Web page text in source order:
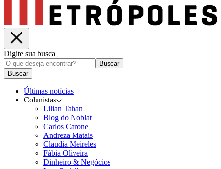
Digite sua busca
Buscar
Buscar
Últimas notícias
Colunistas
Lilian Tahan
Blog do Noblat
Carlos Carone
Andreza Matais
Claudia Meireles
Fábia Oliveira
Dinheiro & Negócios